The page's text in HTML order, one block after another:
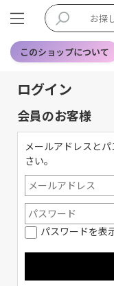
このショップについて
ログイン
会員のお客様
メールアドレスと
さい。
パスワードを表